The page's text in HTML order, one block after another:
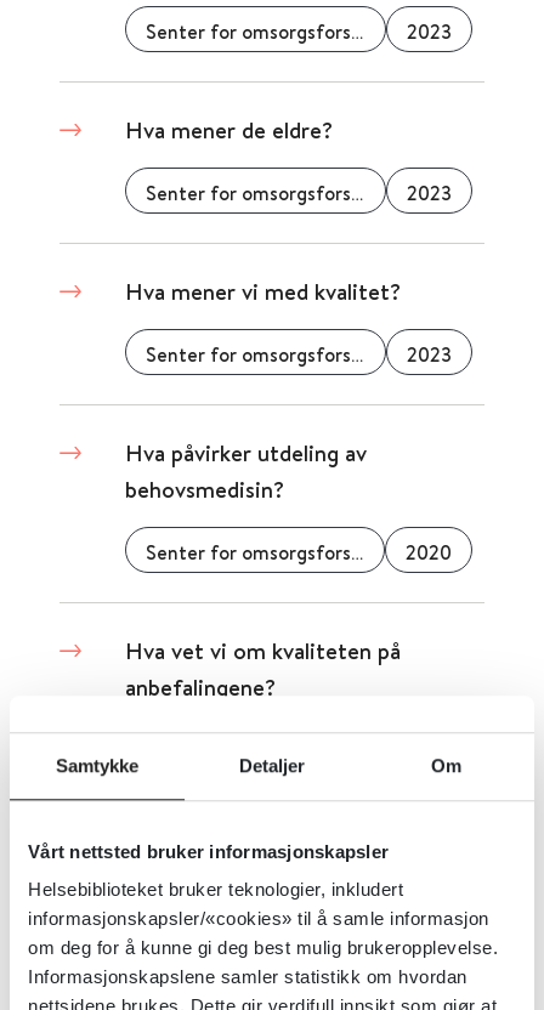
Samtykke Detaljer Om
Vårt nettsted bruker informasjonskapsler
Helsebiblioteket bruker teknologier, inkludert
informasjonskapsler/«cookies» til å samle informasjon
om deg for å kunne gi deg best mulig brukeropplevelse.
Informasjonskapslene samler statistikk om hvordan
Senter for omsorgsforskning 2023
Hva mener de eldre?
Senter for omsorgsforskning 2023
Hva mener vi med kvalitet?
Senter for omsorgsforskning 2023
Hva påvirker utdeling av
behovsmedisin?
Senter for omsorgsforskning 2020
Hva vet vi om kvaliteten på
anbefalingene?
Hverdagsmestring og innovasjon
Senter for omsorgsforskning 2020